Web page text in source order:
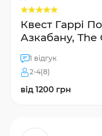
Квест Гаррі
Азкабану, The
1 відгук
2-4(8)
від 1200 грн